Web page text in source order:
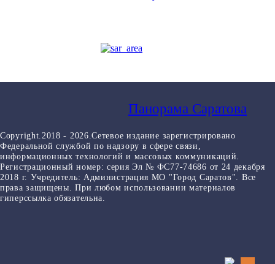
Панорама Саратова
Copyright.2018 - 2026.Сетевое издание зарегистрировано
Федеральной службой по надзору в сфере связи,
информационных технологий и массовых коммуникаций.
Регистрационный номер: серия Эл № ФС77-74686 от 24 декабря
2018 г. Учредитель: Администрация МО "Город Саратов". Все
права защищены. При любом использовании материалов
гиперссылка обязательна.